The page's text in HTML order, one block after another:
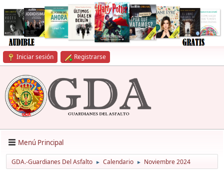
Iniciar sesión Registrarse
Menú Principal
GDA.-Guardianes Del Asfalto ► Calendario ► Noviembre 2024